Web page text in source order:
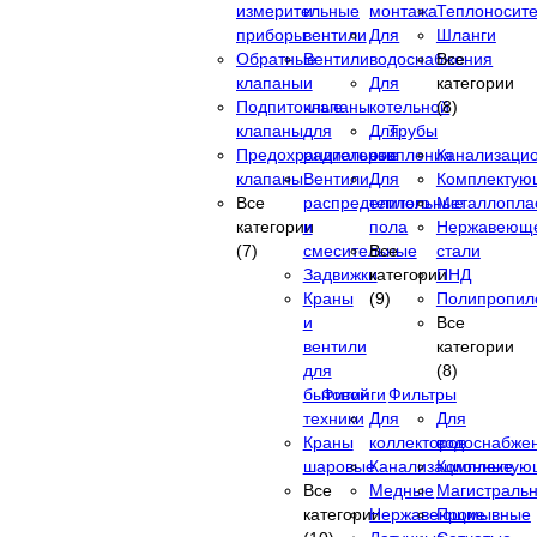
измерительные
приборы
Обратные
клапаны
Подпиточные
клапаны
Предохранительные
клапаны
Все
категории
(7)
и
вентили
Вентили
и
клапаны
для
радиаторов
Вентили
распределительные
и
смесительные
Задвижки
Краны
и
вентили
для
бытовой
техники
Краны
шаровые
Все
категории
монтажа
Для
водоснабжения
Для
котельной
Для
отопления
Для
теплого
пола
Все
категории
(9)
Шланги
Все
категории
(8)
Трубы
стали
ПНД
Все
категории
(8)
Фитинги
Для
коллекторов
Канализационные
Медные
Нержавеющие
Фильтры
Для
Промывные